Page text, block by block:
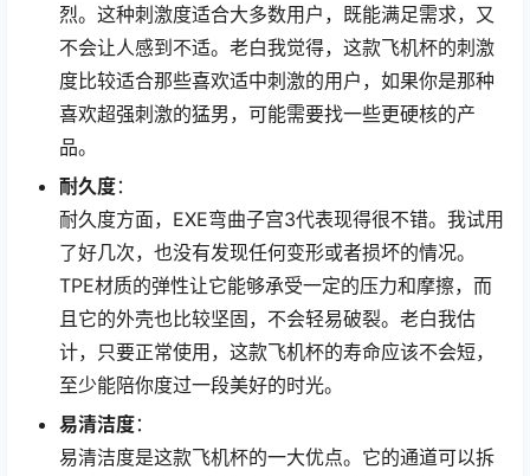
烈。这种刺激度适合大多数用户，既能满足需求，又
不会让人感到不适。老白我觉得，这款飞机杯的刺激
度比较适合那些喜欢适中刺激的用户，如果你是那种
喜欢超强刺激的猛男，可能需要找一些更硬核的产
品。
耐久度：
耐久度方面，EXE弯曲子宫3代表现得很不错。我试用
了好几次，也没有发现任何变形或者损坏的情况。
TPE材质的弹性让它能够承受一定的压力和摩擦，而
且它的外壳也比较坚固，不会轻易破裂。老白我估
计，只要正常使用，这款飞机杯的寿命应该不会短，
至少能陪你度过一段美好的时光。
易清洁度：
易清洁度是这款飞机杯的一大优点。它的通道可以拆